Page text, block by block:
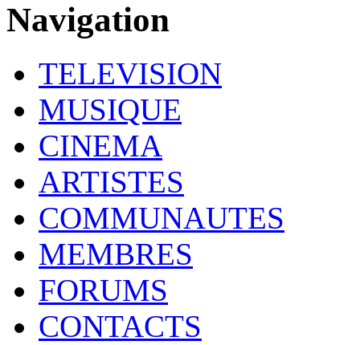
Navigation
TELEVISION
MUSIQUE
CINEMA
ARTISTES
COMMUNAUTES
MEMBRES
FORUMS
CONTACTS